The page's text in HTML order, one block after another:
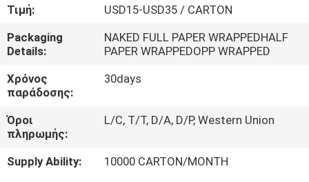
ΜΑΣ
ΕΛΆΤΕ
ΣΕ
ΕΠΑΦΉ
ΜΕ
Τιμή:
USD15-USD35 / CARTON
Packaging
Details:
NAKED FULL PAPER WRAPPEDHALF
PAPER WRAPPEDOPP WRAPPED
Χρόνος
παράδοσης:
30days
Όροι
πληρωμής:
L/C, T/T, D/A, D/P, Western Union
Supply Ability: 10000 CARTON/MONTH